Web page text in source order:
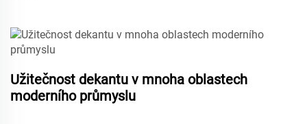
Užitečnost dekantu v mnoha oblastech
moderního průmyslu